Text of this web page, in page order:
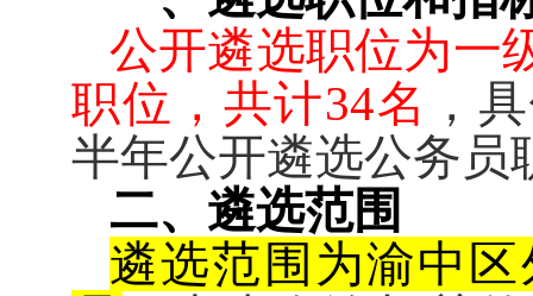
公开遴选职位为一
职位，共计34名 ，
半年公开遴选公务员
二、遴选范围
遴选范围为渝中